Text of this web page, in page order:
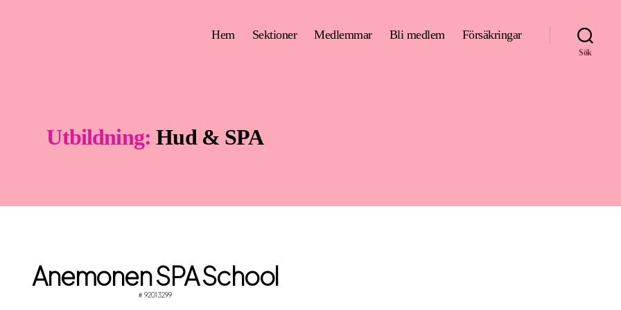
Hem Sektioner Medlemmar Bli medlem Försäkringar
Sök
Utbildning: Hud & SPA
Anemonen SPA School
# 92013299